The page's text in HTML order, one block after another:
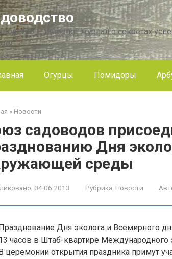
— интернет журнал о секретах
Огурцы Помидоры
» Новости
садоводов
Дня
среды
04.06.2013 Рубрика: Новости
Дня эколога и Всемирного
часов в Штаб-квартире Международного
церемонии открытия праздника примут